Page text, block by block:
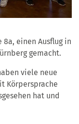
8a, einen Ausflug in
gemacht.
viele neue
Körpersprache
hat und